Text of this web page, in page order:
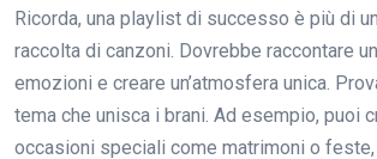
Ricorda, una playlist di successo è più di
raccolta di canzoni. Dovrebbe raccontare
emozioni e creare un’atmosfera unica.
tema che unisca i brani. Ad esempio, puoi
occasioni speciali come matrimoni o